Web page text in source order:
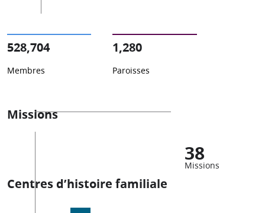
528,704
Membres
1,280
Paroisses
Missions
38
Missions
Centres d’histoire familiale